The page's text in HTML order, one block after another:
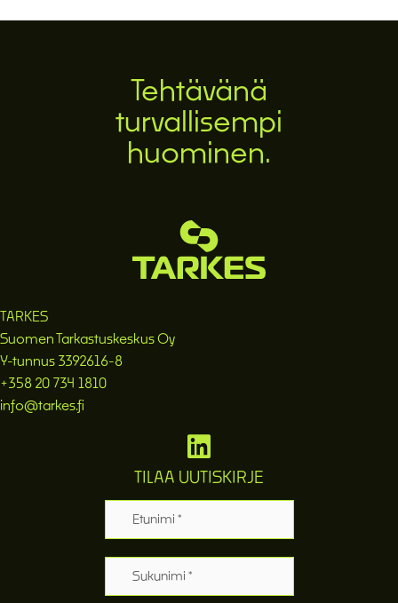
Tehtävänä
turvallisempi
huominen.
TARKES
Suomen Tarkastuskeskus Oy
Y-tunnus 3392616-8
+358 20 734 1810
info@tarkes.fi
TILAA UUTISKIRJE
Etunimi
Sukunimi